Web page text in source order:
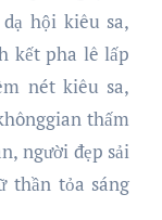
hội kiêu sa,
kết pha lê lấp
nét kiêu sa,
thấm
người đẹp sải
thần tỏa sáng